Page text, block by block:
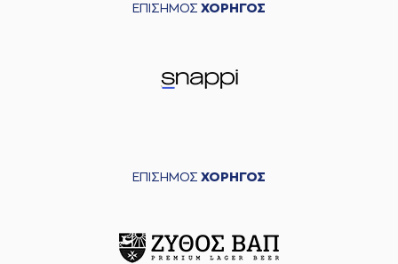
ΕΠΙΣΗΜΟΣ ΧΟΡΗΓΟΣ
ΕΠΙΣΗΜΟΣ ΧΟΡΗΓΟΣ